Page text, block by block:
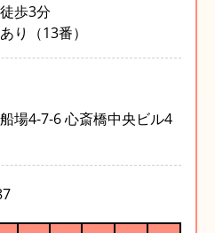
歩3分
り（13番）
場4-7-6 心斎橋中央ビル4